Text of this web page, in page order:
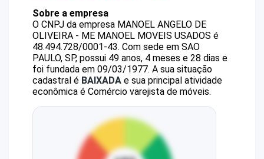
Sobre a empresa
O CNPJ da empresa MANOEL ANGELO DE
OLIVEIRA - ME MANOEL MOVEIS USADOS é
48.494.728/0001-43. Com sede em SAO
PAULO, SP, possui 49 anos, 4 meses e 28 dias e
foi fundada em 09/03/1977. A sua situação
cadastral é BAIXADA e sua principal atividade
econômica é Comércio varejista de móveis.